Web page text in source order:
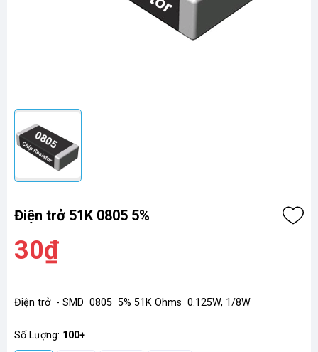
Điện trở 51K 0805 5%
30₫
Điện trở - SMD 0805 5% 51K Ohms 0.125W, 1/8W
Số Lượng: 100+